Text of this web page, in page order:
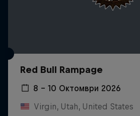
Red Bull Rampage
8 – 10 Октомври 2026
Virgin, Utah, United States